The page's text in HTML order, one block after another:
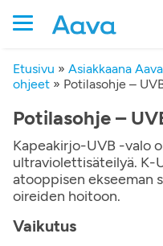
Etusivu » Asiakkaana
ohjeet » Potilasohje –
Potilasohje –
Kapeakirjo-UVB -valo
ultraviolettisäteilyä. K-
atooppisen ekseeman
oireiden hoitoon.
Vaikutus